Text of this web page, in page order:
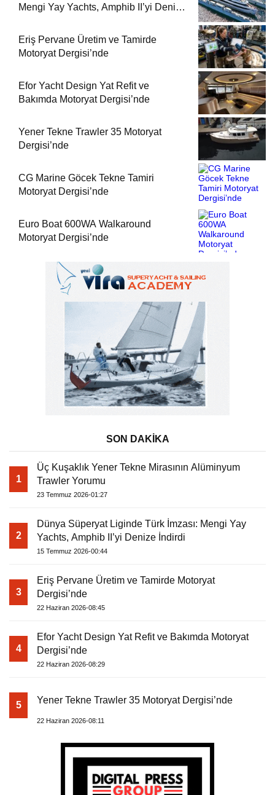
Mengi Yay Yachts, Amphib II’yi Denize
Eriş Pervane Üretim ve Tamirde
Motoryat Dergisi’nde
Efor Yacht Design Yat Refit ve
Bakımda Motoryat Dergisi’nde
Yener Tekne Trawler 35 Motoryat
Dergisi’nde
CG Marine Göcek Tekne Tamiri
Motoryat Dergisi’nde
Euro Boat 600WA Walkaround
Motoryat Dergisi’nde
SON DAKİKA
1
Üç Kuşaklık Yener Tekne Mirasının Alüminyum
Trawler Yorumu
23 Temmuz 2026-01:27
2
Dünya Süperyat Liginde Türk İmzası: Mengi Yay
Yachts, Amphib II’yi Denize İndirdi
15 Temmuz 2026-00:44
3
Eriş Pervane Üretim ve Tamirde Motoryat
Dergisi’nde
22 Haziran 2026-08:45
4
Efor Yacht Design Yat Refit ve Bakımda Motoryat
Dergisi’nde
22 Haziran 2026-08:29
5 Yener Tekne Trawler 35 Motoryat Dergisi’nde
22 Haziran 2026-08:11